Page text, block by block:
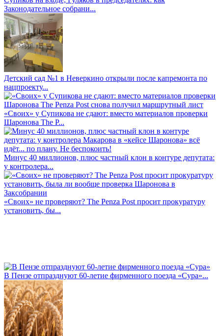
Законодательное собрани...
Детский сад №1 в Неверкино открыли после капремонта по
нацпроекту...
«Своих» у Супикова не сдают: вместо материалов проверки
Шаронова The P...
Минус 40 миллионов, плюс частный клон в контуре депутата:
у контролера...
«Своих» не проверяют? The Penza Post просит прокуратуру
установить, бы...
В Пензе отпразднуют 60-летие фирменного поезда «Сура»...